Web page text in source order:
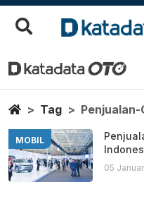
Penjualan
Berita Terbaru
HomeTag
MOBIL
05